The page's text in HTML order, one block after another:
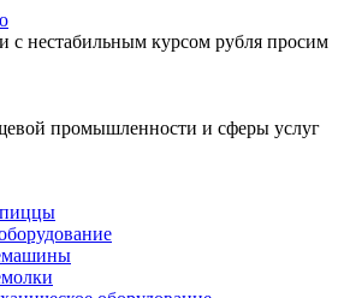
с нестабильным курсом рубля просим
промышленности и сферы услуг